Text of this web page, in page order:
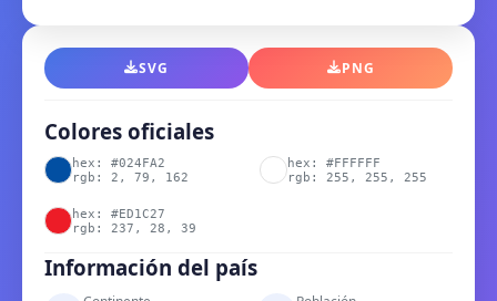
SVG PNG
Colores oficiales
hex: #024FA2
rgb: 2, 79, 162
hex: #FFFFFF
rgb: 255, 255, 255
hex: #ED1C27
rgb: 237, 28, 39
Información del país